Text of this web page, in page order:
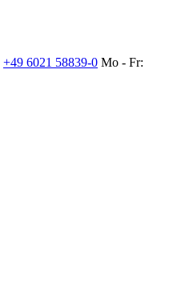
+49 6021 58839-0 Mo - Fr: